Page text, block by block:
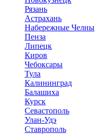
Рязань
Астрахань
Набережные Челны
Пенза
Липецк
Киров
Чебоксары
Тула
Калининград
Балашиха
Курск
Севастополь
Улан-Удэ
Ставрополь